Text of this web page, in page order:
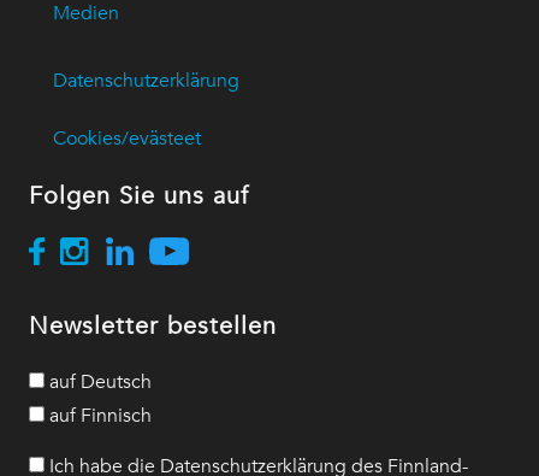
Medien
Datenschutzerklärung
Cookies/evästeet
Folgen Sie uns auf
Newsletter bestellen
auf Deutsch
auf Finnisch
Ich habe die Datenschutzerklärung des Finnland-